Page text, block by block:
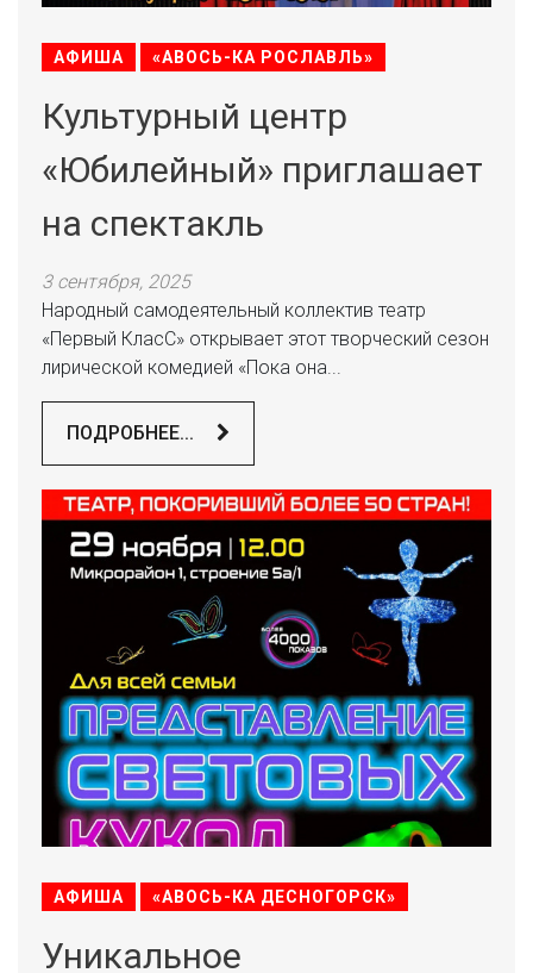
АФИША «АВОСЬ-КА РОСЛАВЛЬ»
Культурный центр
«Юбилейный» приглашает
на спектакль
3 сентября, 2025
Народный самодеятельный коллектив театр
«Первый КласС» открывает этот творческий сезон
лирической комедией «Пока она...
ПОДРОБНЕЕ...
АФИША «АВОСЬ-КА ДЕСНОГОРСК»
Уникальное